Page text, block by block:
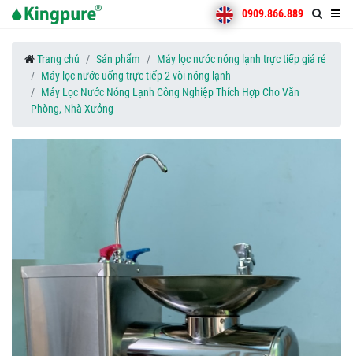
0909.866.889
Trang chủ Sản phẩm
Máy lọc nước nóng lạnh trực tiếp giá rẻ
Máy lọc nước uống trực tiếp 2 vòi nóng lạnh
Máy Lọc Nước Nóng Lạnh Công Nghiệp Thích Hợp Cho Văn
Phòng, Nhà Xưởng